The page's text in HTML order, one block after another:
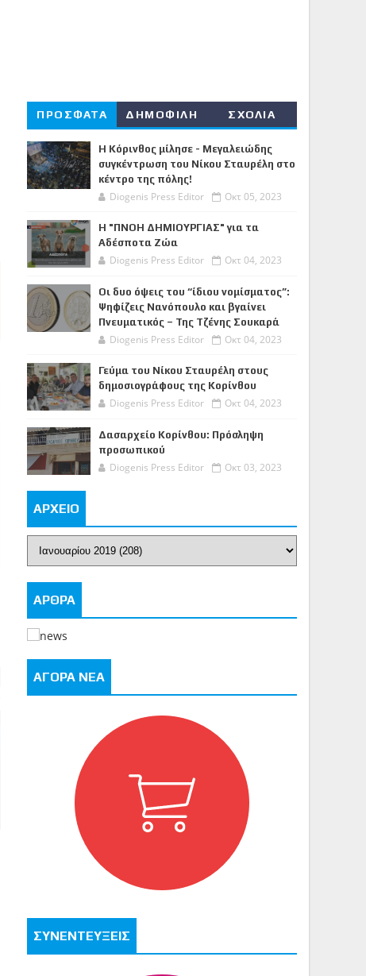
ΠΡΟΣΦΑΤΑ ΔΗΜΟΦΙΛΗ ΣΧΟΛΙΑ
Η Κόρινθος μίλησε - Μεγαλειώδης
συγκέντρωση του Νίκου Σταυρέλη στο
κέντρο της πόλης!
Diogenis Press Editor Οκτ 05, 2023
Η "ΠΝΟΗ ΔΗΜΙΟΥΡΓΙΑΣ" για τα
Αδέσποτα Ζώα
Diogenis Press Editor Οκτ 04, 2023
Οι δυο όψεις του “ίδιου νομίσματος”:
Ψηφίζεις Νανόπουλο και βγαίνει
Πνευματικός – Της Τζένης Σουκαρά
Diogenis Press Editor Οκτ 04, 2023
Γεύμα του Νίκου Σταυρέλη στους
δημοσιογράφους της Κορίνθου
Diogenis Press Editor Οκτ 04, 2023
Δασαρχείο Κορίνθου: Πρόσληψη
προσωπικού
Diogenis Press Editor Οκτ 03, 2023
ΑΡΧΕΙΟ
ΑΡΘΡΑ
ΑΓΟΡΑ ΝΕΑ
ΣΥΝΕΝΤΕΥΞΕΙΣ